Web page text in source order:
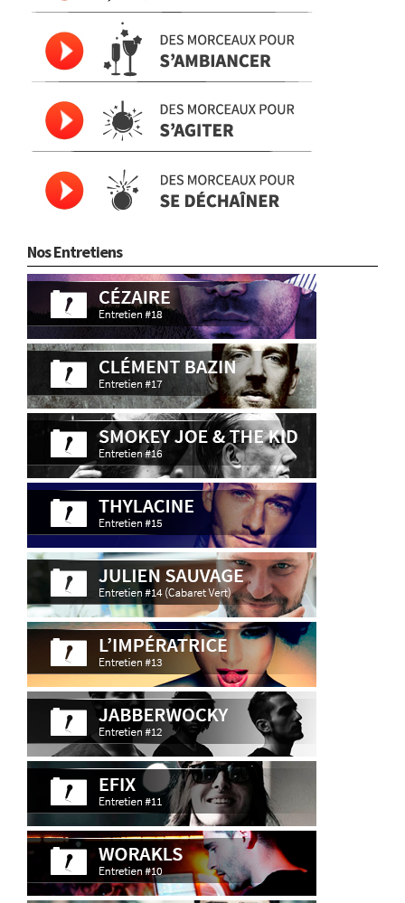
Nos Entretiens